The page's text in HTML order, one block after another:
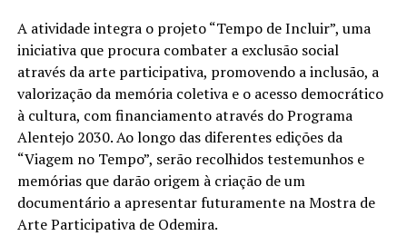
A atividade integra o projeto “Tempo de Incluir”, uma
iniciativa que procura combater a exclusão social
através da arte participativa, promovendo a inclusão, a
valorização da memória coletiva e o acesso democrático
à cultura, com financiamento através do Programa
Alentejo 2030. Ao longo das diferentes edições da
“Viagem no Tempo”, serão recolhidos testemunhos e
memórias que darão origem à criação de um
documentário a apresentar futuramente na Mostra de
Arte Participativa de Odemira.